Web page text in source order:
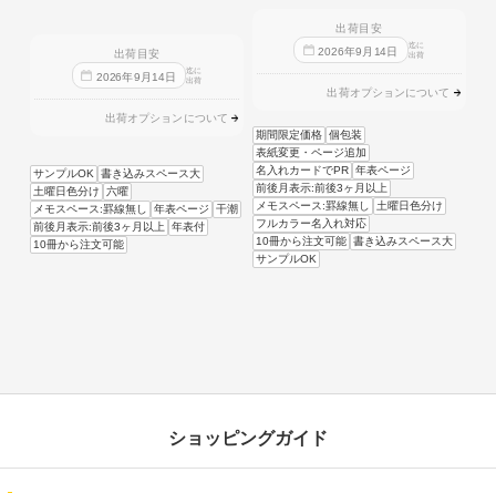
出荷目安
2026年9 月 14日
迄に
出荷
出荷オプションについて
サンプルOK
書き込みスペース大
土曜日色分け
六曜
メモスペース:罫線無し
年表ページ
干潮
前後月表示:前後3ヶ月以上
年表付
10冊から注文可能
出荷目安
2026年9 月 14日
迄に
出荷
出荷オプションについて
期間限定価格 個包装
表紙変更・ページ追加
名入れカードでPR 年表ページ
前後月表示:前後3ヶ月以上
メモスペース:罫線無し
土曜日色分け
フルカラー名入れ対応
10冊から注文可能 書き込みスペース大
サンプルOK
ショッピングガイド